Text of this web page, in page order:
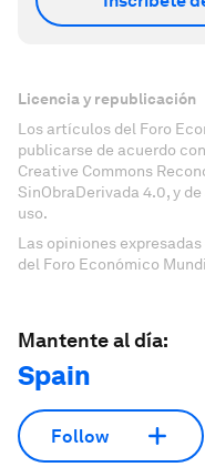
Licencia y republicación
Los artículos del Foro
publicarse de acuerdo
Creative Commons
SinObraDerivada 4.0, y
uso.
Las opiniones
del Foro Económico
Mantente al día:
Spain
Follow